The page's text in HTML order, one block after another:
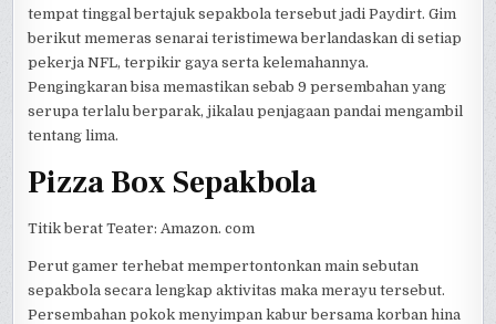
tempat tinggal bertajuk sepakbola tersebut jadi Paydirt. Gim
berikut memeras senarai teristimewa berlandaskan di setiap
pekerja NFL, terpikir gaya serta kelemahannya.
Pengingkaran bisa memastikan sebab 9 persembahan yang
serupa terlalu berparak, jikalau penjagaan pandai mengambil
tentang lima.
Pizza Box Sepakbola
Titik berat Teater: Amazon. com
Perut gamer terhebat mempertontonkan main sebutan
sepakbola secara lengkap aktivitas maka merayu tersebut.
Persembahan pokok menyimpan kabur bersama korban hina